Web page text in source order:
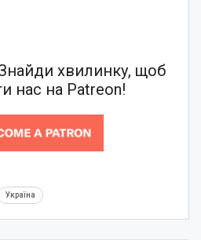
хвилинку, щоб
нас на Patreon!
Україна